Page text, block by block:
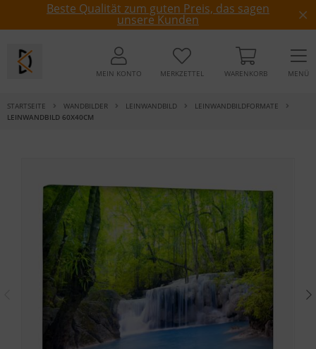
Beste Qualität zum guten Preis, das sagen
unsere Kunden
MEIN KONTO MERKZETTEL WARENKORB MENÜ
STARTSEITE WANDBILDER LEINWANDBILD
LEINWANDBILDFORMATE
LEINWANDBILD 60X40CM